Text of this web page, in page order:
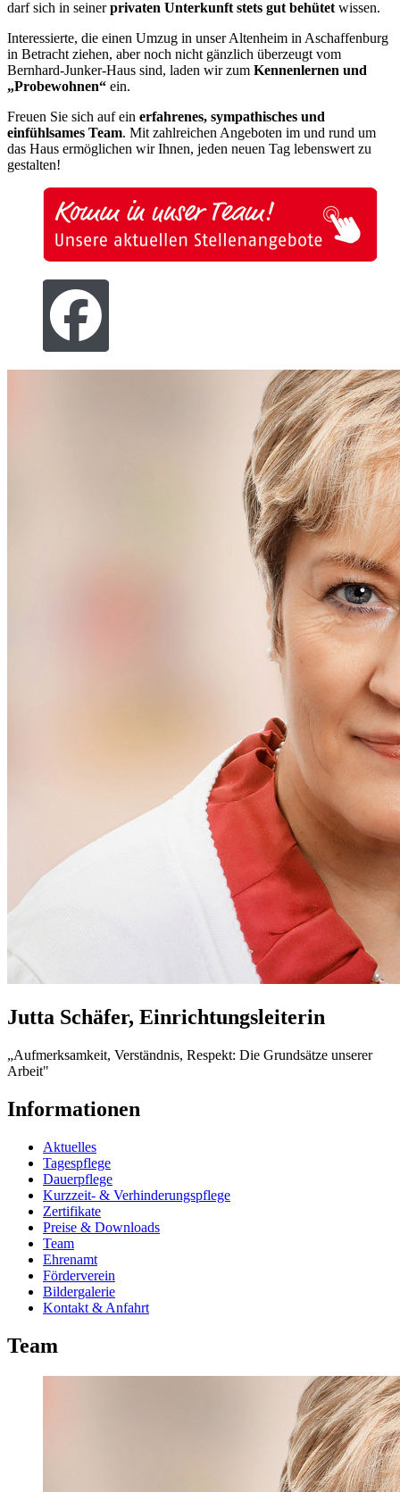
darf sich in seinerprivaten Unterkunft stets gut behütet wissen.
Interessierte, die einen Umzug in unser Altenheim in Aschaffenburg
in Betracht ziehen, aber noch nicht gänzlich überzeugt vom
Bernhard-Junker-Haus sind, laden wir zum Kennenlernen und
„Probewohnen“ ein.
Freuen Sie sich auf ein erfahrenes, sympathisches und
einfühlsames Team. Mit zahlreichen Angeboten im und rund um
das Haus ermöglichen wir Ihnen, jeden neuen Tag lebenswert zu
gestalten!
Jutta Schäfer, Einrichtungsleiterin
„Aufmerksamkeit, Verständnis, Respekt: Die Grundsätze unserer
Arbeit"
Informationen
Aktuelles
Tagespflege
Dauerpflege
Kurzzeit- & Verhinderungspflege
Zertifikate
Preise & Downloads
Team
Ehrenamt
Förderverein
Bildergalerie
Kontakt & Anfahrt
Team